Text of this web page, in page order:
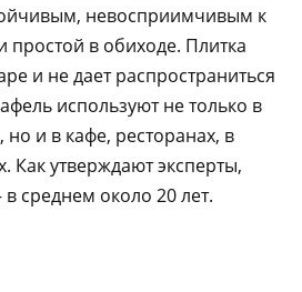
невосприимчивым к
простой в обиходе. Плитка
и не дает распространиться
используют не только в
и в кафе, ресторанах, в
Как утверждают эксперты,
в среднем около 20 лет.